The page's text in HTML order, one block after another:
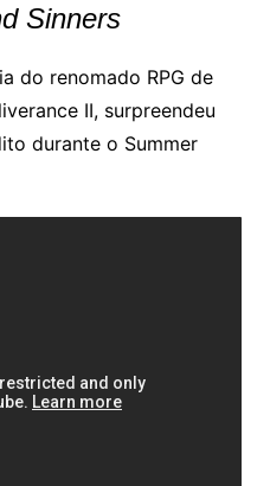
Sinners
do renomado RPG de
II, surpreendeu
durante o Summer